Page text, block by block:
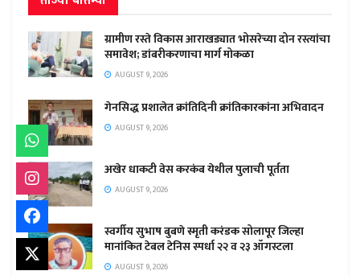
ग्रामीण रस्ते विकास आराखड्यात भोसरेच्या दोन रस्त्यांचा
समावेश; डांबरीकरणाचा मार्ग मोकळा
AUGUST 9, 2026
गेनसिद्ध प्रशालेत क्रांतिदिनी क्रांतिकारकांना अभिवादन
AUGUST 9, 2026
अखेर धाकटी वेस करकंब येथील पुलाची पूर्तता
AUGUST 9, 2026
स्वर्गीय सुभाष बुबणे स्मृती करंडक सोलापूर जिल्हा
मानांकित टेबल टेनिस स्पर्धा २२ व २३ ऑगस्टला
AUGUST 9, 2026